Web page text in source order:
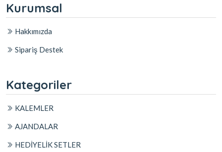
Kurumsal
Hakkımızda
Sipariş Destek
Kategoriler
KALEMLER
AJANDALAR
HEDİYELİK SETLER